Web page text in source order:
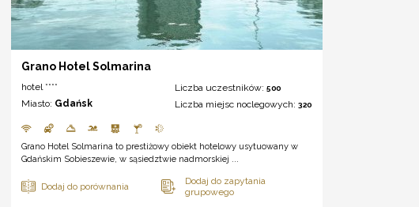
Grano Hotel Solmarina
hotel ****
Miasto: Gdańsk
Liczba uczestników: 500
Liczba miejsc noclegowych: 320
Grano Hotel Solmarina to prestiżowy obiekt hotelowy usytuowany w
Gdańskim Sobieszewie, w sąsiedztwie nadmorskiej ...